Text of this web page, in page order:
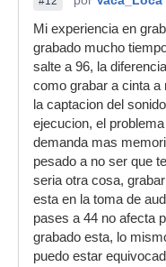
Mi experiencia en
grabado mucho
salte a 96, la
como grabar a cinta
la captacion del
ejecucion, el
demanda mas
pesado a no ser que
seria otra cosa,
esta en la toma de
pases a 44 no afecta
grabado esta, lo
puedo estar